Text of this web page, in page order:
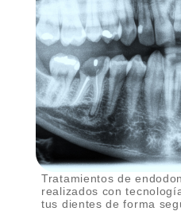
Tratamientos de
realizados con
tus dientes de forma